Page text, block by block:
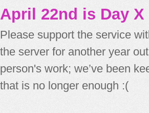
April 22nd is Day X
Please support the service
the server for another year
person's work; we’ve been
that is no longer enough :(